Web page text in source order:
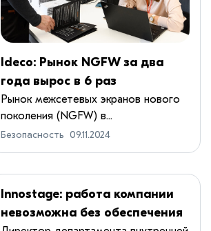
Ideco: Рынок NGFW за два
года вырос в 6 раз
Рынок межсетевых экранов нового
поколения (NGFW) в...
Безопасность 09.11.2024
Innostage: работа компании
невозможна без обеспечения